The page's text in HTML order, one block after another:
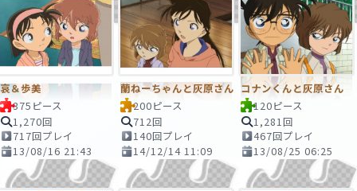
哀＆歩美
375ピース
1,270回
717回プレイ
13/08/16 21:43
蘭ねーちゃんと灰原さん
200ピース
712回
140回プレイ
14/12/14 11:09
コナンくんと灰原さん
120ピース
1,281回
467回プレイ
13/08/25 06:25